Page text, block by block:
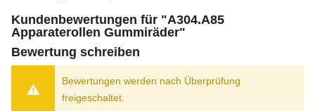
Kundenbewertungen für "A304.A85
Apparaterollen Gummiräder"
Bewertung schreiben
Bewertungen werden nach Überprüfung
freigeschaltet.